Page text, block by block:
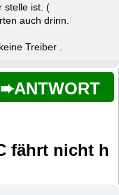
stelle ist. (
auch drinn.
Treiber .
ANTWORT
fährt nicht h